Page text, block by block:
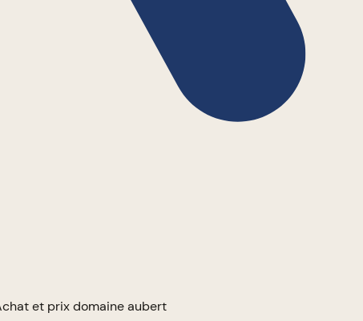
et prix domaine aubert